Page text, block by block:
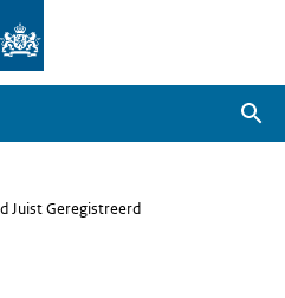
Juist Geregistreerd